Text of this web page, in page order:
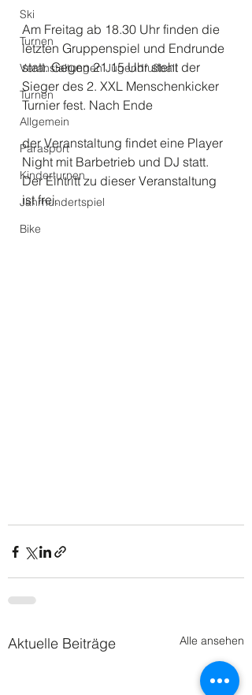
Ski
Turnen
Veranstaltungen Jugendfußball
Turnen
Allgemein
Parasport
Kinderturnen
Jahrhundertspiel
Bike
Am Freitag ab 18.30 Uhr finden die
letzten Gruppenspiel und Endrunde
statt. Gegen 21.15 Uhr steht der
Sieger des 2. XXL Menschenkicker
Turnier fest. Nach Ende
der Veranstaltung findet eine Player
Night mit Barbetrieb und DJ statt.
Der Eintritt zu dieser Veranstaltung
ist frei.
Aktuelle Beiträge Alle ansehen